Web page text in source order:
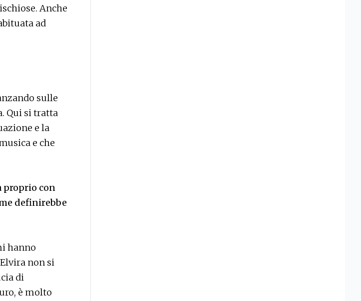
Anche
ad
sulle
Qui si tratta
e la
e che
proprio con
definirebbe
hanno
non si
di
è molto